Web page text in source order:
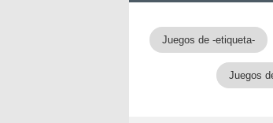
Juegos de -etiqueta-
Juegos